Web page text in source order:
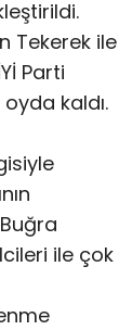
Tekerek ile
Parti
kaldı.
ile çok